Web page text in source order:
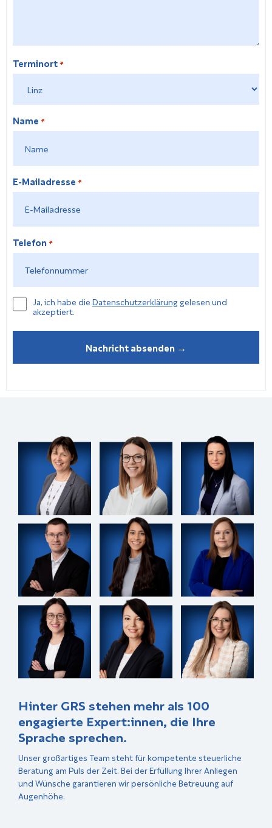
Terminort*
Name *
E-Mailadresse *
Telefon*
Datenschutzerkläung
*
Ja, ich habe dieDatenschutzerklärunggelesen und
akzeptiert.
Nachricht absenden →
Hinter GRS stehen mehr als 100
engagierte Expert:innen, die Ihre
Sprache sprechen.
Unser großartiges Team steht für kompetente steuerliche
Beratung am Puls der Zeit. Bei der Erfüllung Ihrer Anliegen
und Wünsche garantieren wir persönliche Betreuung auf
Augenhöhe.